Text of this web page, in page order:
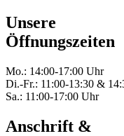
Unsere
Öffnungszeiten
Mo.: 14:00-17:00 Uhr
Di.-Fr.: 11:00-13:30 &
Sa.: 11:00-17:00 Uhr
Anschrift &